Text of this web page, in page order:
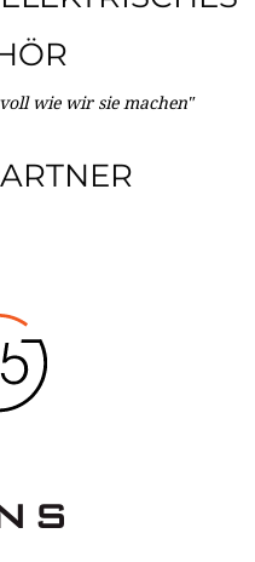
wie wir sie machen"